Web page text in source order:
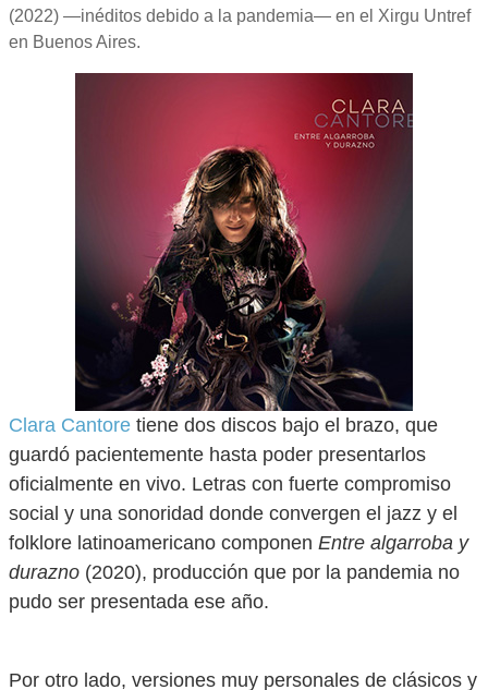
(2022) —inéditos debido a la pandemia— en el Xirgu Untref
en Buenos Aires.
Clara Cantore tiene dos discos bajo el brazo, que
guardó pacientemente hasta poder presentarlos
oficialmente en vivo. Letras con fuerte compromiso
social y una sonoridad donde convergen el jazz y el
folklore latinoamericano componen Entre algarroba y
durazno (2020), producción que por la pandemia no
pudo ser presentada ese año.
Por otro lado, versiones muy personales de clásicos y